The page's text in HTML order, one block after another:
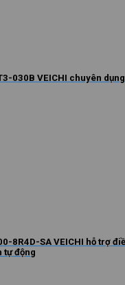
030B VEICHI chuyên
8R4D-SA VEICHI hỗ trợ
tự động